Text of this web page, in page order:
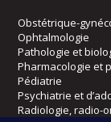
Obstétrique-
Ophtalmologie
Pathologie et
Pharmacologie et
Pédiatrie
Psychiatrie et
Radiologie, radio-